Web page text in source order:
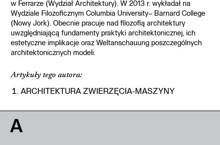
w Ferrarze (Wydział Architektury). W 2013 r. wykładał na
Wydziale Filozoficznym Columbia University– Barnard College
(Nowy Jork). Obecnie pracuje nad filozofią architektury
uwzględniającą fundamenty praktyki architektonicznej, ich
estetyczne implikacje oraz Weltanschauung poszczególnych
architektonicznych modeli.
Artykuły tego autora:
ARCHITEKTURA ZWIERZĘCIA-MASZYNY
A